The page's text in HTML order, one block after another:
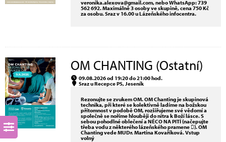
veronika.alexova@gmail.com, nebo WhatsApp: 739
562 692. Maximálně 3 osoby ve skupině, cena 750 Kč
za osobu. Sraz v 16.00 u Lázeňského infocentra.
OM CHANTING (Ostatní)
09.08.2026 od 19:20 do 21:00 hod.
Sraz u Recepce PS, Jeseník
Rezonujte se zvukem OM. OM Chanting je skupinová
technika, při které se kolektivně ladíme na božskou
přítomnost v podobě OM, rozšiřujeme své vědomí a
společně se noříme hlouběji do nitra k Boží lásce. S
sebou pohodlné oblečení a NĚCO NA PITÍ (načepujte
třeba vodu z některého lázeňského pramene ). OM
Chanting vede MUDr. Martina Kovaříková. Vstup
volný